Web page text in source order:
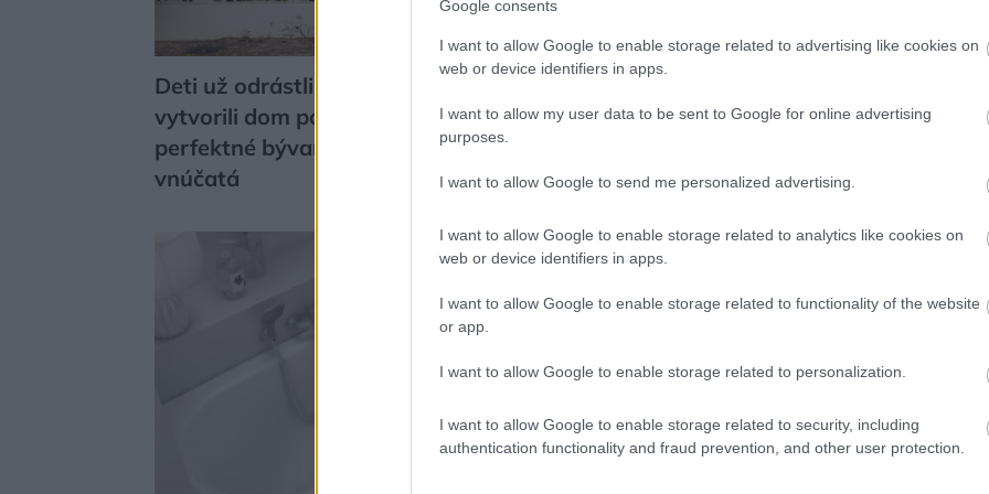
Google consents
I want to allow Google to enable storage related to advertising like cookies on
web or device identifiers in apps.
I want to allow my user data to be sent to Google for online advertising
purposes.
I want to allow Google to send me personalized advertising.
I want to allow Google to enable storage related to analytics like cookies on
web or device identifiers in apps.
I want to allow Google to enable storage related to functionality of the website
or app.
I want to allow Google to enable storage related to personalization.
I want to allow Google to enable storage related to security, including
authentication functionality and fraud prevention, and other user protection.
Deti už odrástli, tak si rodičia
vytvorili dom podľa seba. Majú
perfektné bývanie pre svoj život i pre
vnúčatá
Žije pri lese, chová sliepky a uspáva
ju rieka. Miestni remeselníci vytvorili
Môj dom Špeciál 02/2026